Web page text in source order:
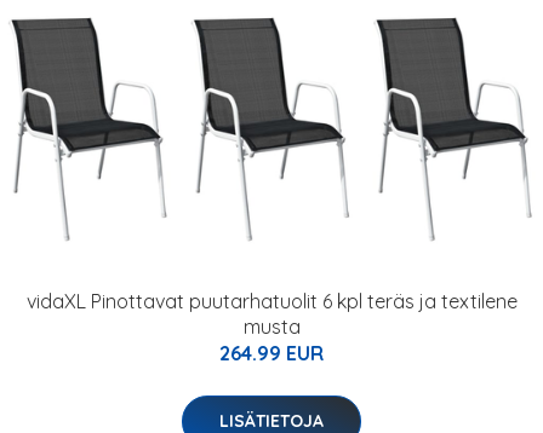
vidaXL Pinottavat puutarhatuolit 6 kpl teräs ja textilene
musta
264.99 EUR
LISÄTIETOJA